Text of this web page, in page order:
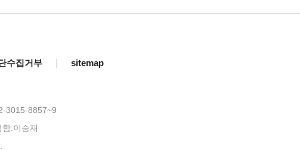
수집거부 sitemap
3015-8857~9
:이승재